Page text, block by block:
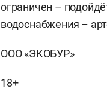
ограничен –
водоснабжения –
ООО «ЭКОБУР»
18+